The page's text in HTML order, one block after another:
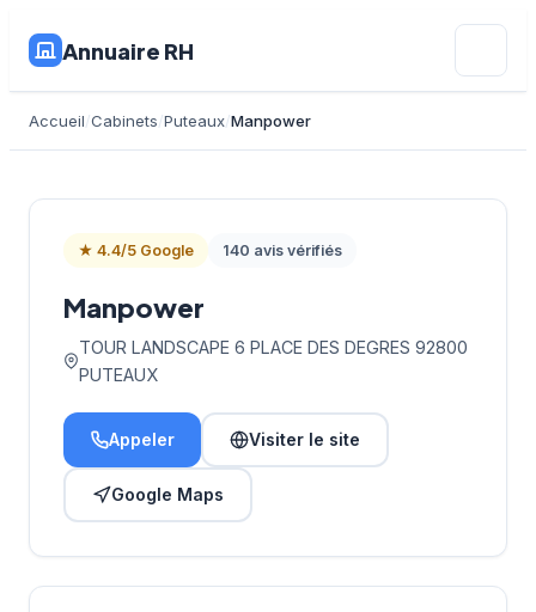
Annuaire RH
Accueil Cabinets Puteaux Manpower
★ 4.4/5 Google 140 avis vérifiés
Manpower
TOUR LANDSCAPE 6 PLACE DES DEGRES 92800
PUTEAUX
Appeler Visiter le site
Google Maps